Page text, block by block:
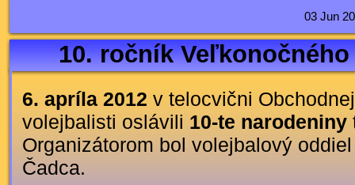
03 Jun
10. ročník
6. apríla 2012 v telocvični
volejbalisti oslávili 10-te narodeniny
Organizátorom bol volejbalový
Čadca.